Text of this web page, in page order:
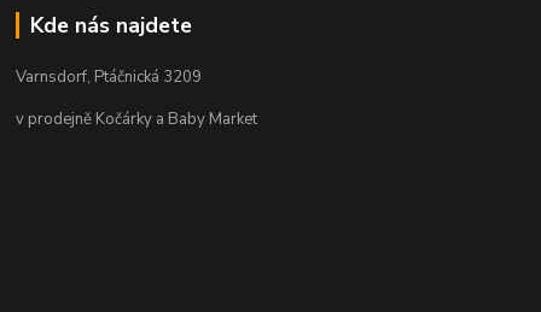
Kde nás najdete
Varnsdorf, Ptáčnická 3209
v prodejně Kočárky a Baby Market